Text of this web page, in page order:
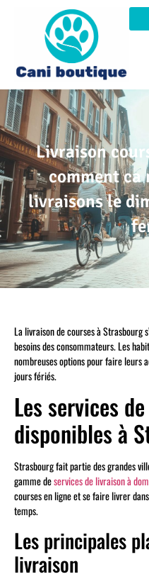
Livraison
comment ca
livraisons le
La livraison de courses à Strasbourg
besoins des consommateurs. Les
nombreuses options pour faire leurs
jours fériés.
Les services
disponibles à
Strasbourg fait partie des grandes
gamme deservices de livraison à
courses en ligne et se faire livrer
temps.
Les principales
livraison